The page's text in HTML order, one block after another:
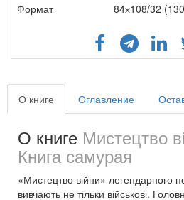
Формат
84х108/32
О книге Оглавление
О книге Мистецтво
Книга самурая
«Мистецтво війни» легендарного
вивчають не тільки військові.